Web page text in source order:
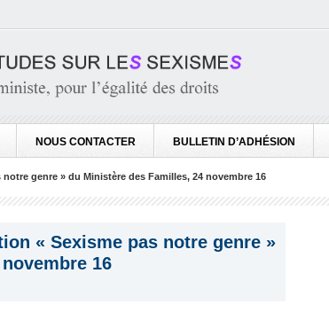
NOUS CONTACTER BULLETIN D’ADHÉSION
genre » du Ministère des Familles, 24 novembre 16
« Sexisme pas notre genre »
16